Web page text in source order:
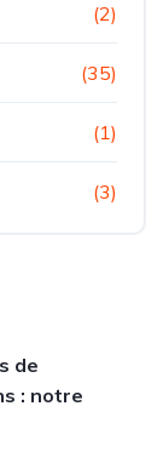
(2)
(35)
(1)
(3)
de
: notre